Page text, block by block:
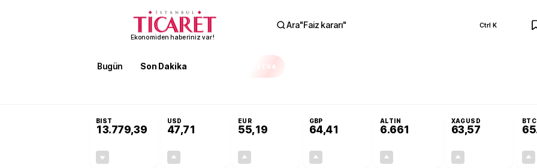
Ekonomiden haberiniz var!
Ara"Faiz kararı" Ctrl K
Bugün Son Dakika EKSTRA
BIST
13.779,39
USD
47,71
EUR
55,19
GBP
64,41
ALTIN
6.661
XAGUSD
63,57
BTC